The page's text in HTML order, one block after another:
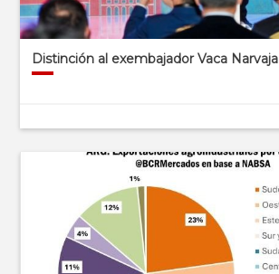
Distinción al exembajador Vaca Narvaja